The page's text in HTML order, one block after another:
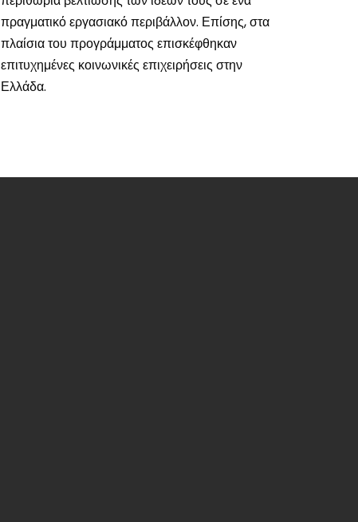
πραγματικό εργασιακό περιβάλλον. Επίσης, στα
πλαίσια του προγράμματος επισκέφθηκαν
επιτυχημένες κοινωνικές επιχειρήσεις στην
Ελλάδα.